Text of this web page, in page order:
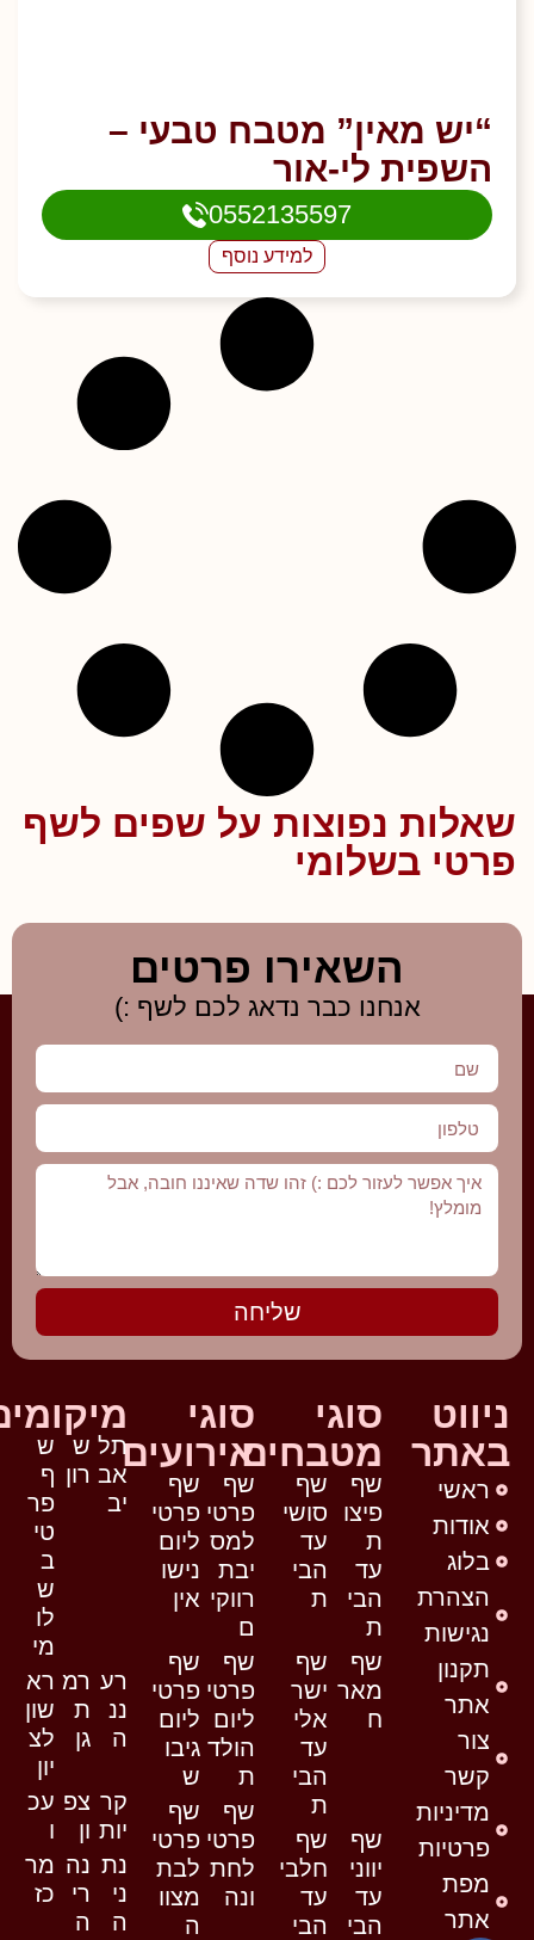
“יש מאין” מטבח טבעי –
השפית לי-אור
0552135597
למידע נוסף
שאלות נפוצות על שפים לשף
פרטי בשלומי
השאירו פרטים
אנחנו כבר נדאג לכם לשף :)
שליחה
ניווט
באתר
ראשי
אודות
בלוג
הצהרת
נגישות
תקנון
אתר
צור
קשר
מדיניות
פרטיות
מפת
אתר
סוגי
מטבחים
שף
פיצו
ת
עד
הבי
ת
שף
סושי
עד
הבי
ת
שף
מאר
ח
שף
ישר
אלי
עד
הבי
ת
שף
יווני
עד
הבי
שף
חלבי
עד
הבי
סוגי
אירועים
שף
פרטי
למס
יבת
רווקי
ם
שף
פרטי
ליום
נישו
אין
שף
פרטי
ליום
הולד
ת
שף
פרטי
ליום
גיבו
ש
שף
פרטי
לחת
ונה
שף
פרטי
לבת
מצוו
ה
תל
אב
יב
ש
רון
ש
ף
פר
טי
ב
ש
לו
מי
רע
ננ
ה
רמ
ת
גן
רא
שון
לצ
יון
קר
יות
צפ
ון
עכ
ו
נת
ני
ה
נה
רי
ה
מר
כז